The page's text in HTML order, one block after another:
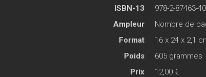
ISBN-13
978-2-87463-
Ampleur
Nombre de
Format
16 x 24 x 2,1
Poids
605 grammes
Prix
12,00 €